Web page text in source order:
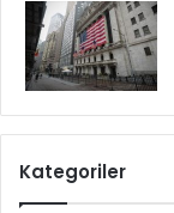
Kategoriler